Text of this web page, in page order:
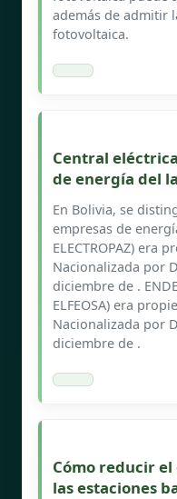
además de admitir
fotovoltaica.
Central
de energía del
En Bolivia, se
empresas de
ELECTROPAZ) era
Nacionalizada por
diciembre de .
ELFEOSA) era
Nacionalizada por
diciembre de .
Cómo reducir
las estaciones